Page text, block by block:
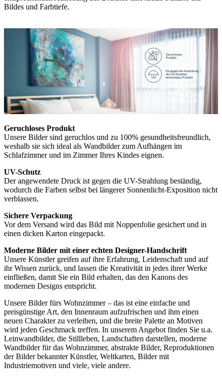
Bildes und Farbtiefe.
Geruchloses Produkt
Unsere Bilder sind geruchlos und zu 100% gesundheitsfreundlich,
weshalb sie sich ideal als Wandbilder zum Aufhängen im
Schlafzimmer und im Zimmer Ihres Kindes eignen.
UV-Schutz
Der angewendete Druck ist gegen die UV-Strahlung beständig,
wodurch die Farben selbst bei längerer Sonnenlicht-Exposition nicht
verblassen.
Sichere Verpackung
Vor dem Versand wird das Bild mit Noppenfolie gesichert und in
einen dicken Karton eingepackt.
Moderne Bilder mit einer echten Designer-Handschrift
Unsere Künstler greifen auf ihre Erfahrung, Leidenschaft und auf
ihr Wissen zurück, und lassen die Kreativität in jedes ihrer Werke
einfließen, damit Sie ein Bild erhalten, das den Kanons des
modernen Designs entspricht.
Unsere Bilder fürs Wohnzimmer – das ist eine einfache und
preisgünstige Art, den Innenraum aufzufrischen und ihm einen
neuen Charakter zu verleihen, und die breite Palette an Motiven
wird jeden Geschmack treffen. In unserem Angebot finden Sie u.a.
Leinwandbilder, die Stillleben, Landschaften darstellen, moderne
Wandbilder für das Wohnzimmer, abstrakte Bilder, Reproduktionen
der Bilder bekannter Künstler, Weltkarten, Bilder mit
Industriemotiven und viele, viele andere.